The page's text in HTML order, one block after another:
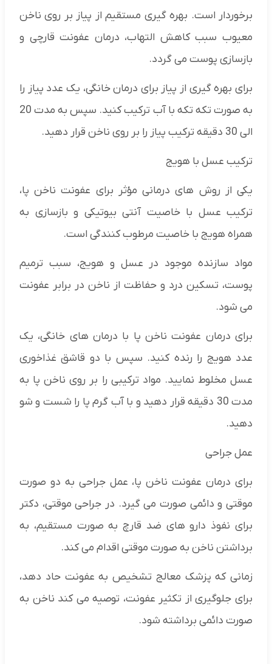
برخوردار است. بهره گیری مستقیم از پیاز بر روی ناخن
معیوب سبب کاهش التهاب، درمان عفونت قارچی و
بازسازی پوست می گردد.
برای بهره گیری از پیاز برای درمان خانگی، یک عدد پیاز را
به صورت تکه تکه با آب ترکیب کنید. سپس به مدت 20
الی 30 دقیقه ترکیب پیاز را بر روی ناخن قرار دهید.
ترکیب عسل با هویج
یکی از روش های درمانی مؤثر برای عفونت ناخن پا،
ترکیب عسل با خاصیت آنتی بیوتیکی و بازسازی به
همراه هویج با خاصیت مرطوب کنندگی است.
مواد سازنده موجود در عسل و هویج، سبب ترمیم
پوست، تسکین درد و حفاظت از ناخن در برابر عفونت
می شود.
برای درمان عفونت ناخن پا با درمان های خانگی، یک
عدد هویج را رنده کنید. سپس با دو قاشق غذاخوری
عسل مخلوط نمایید. مواد ترکیبی را بر روی ناخن پا به
مدت 30 دقیقه قرار دهید و با آب گرم پا را شست و شو
دهید.
عمل جراحی
برای درمان عفونت ناخن پا، عمل جراحی به دو صورت
موقتی و دائمی صورت می گیرد. در جراحی موقتی، دکتر
برای نفوذ دارو های ضد قارچ به صورت مستقیم، به
برداشتن ناخن به صورت موقتی اقدام می کند.
زمانی که پزشک معالج تشخیص به عفونت حاد دهد،
برای جلوگیری از تکثیر عفونت، توصیه می کند ناخن به
صورت دائمی برداشته شود.